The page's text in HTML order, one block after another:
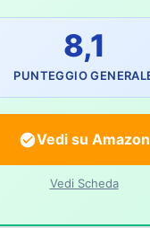
8,1
PUNTEGGIO
Vedi su Amazon
Vedi Scheda